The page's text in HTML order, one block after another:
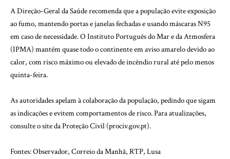
A Direção-Geral da Saúde recomenda que a população evite exposição
ao fumo, mantendo portas e janelas fechadas e usando máscaras N95
em caso de necessidade. O Instituto Português do Mar e da Atmosfera
(IPMA) mantém quase todo o continente em aviso amarelo devido ao
calor, com risco máximo ou elevado de incêndio rural até pelo menos
quinta-feira.
As autoridades apelam à colaboração da população, pedindo que sigam
as indicações e evitem comportamentos de risco. Para atualizações,
consulte o site da Proteção Civil (prociv.gov.pt).
Fontes: Observador, Correio da Manhã, RTP, Lusa